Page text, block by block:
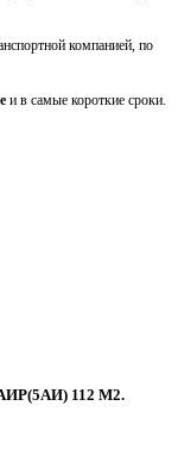
компанией, по
и в самые короткие сроки.
АИР(5АИ) 112 М2.